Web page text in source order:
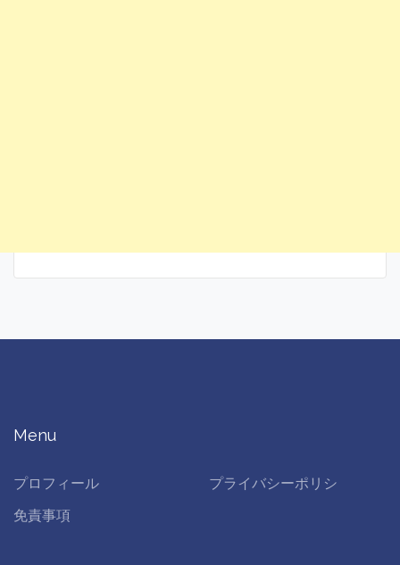
Menu
プロフィール
プライバシーポリシ
免責事項